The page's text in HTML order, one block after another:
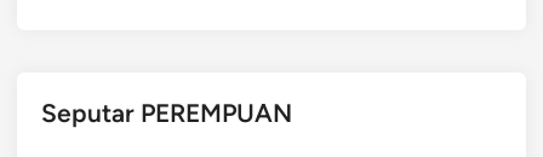
Seputar PEREMPUAN